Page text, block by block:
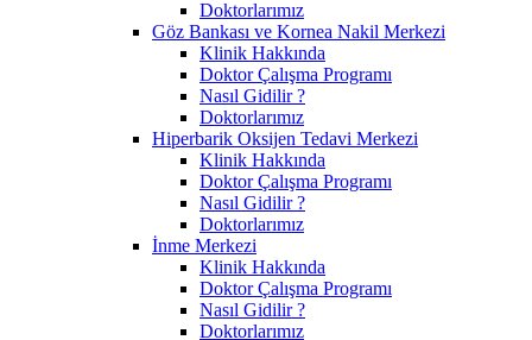
Doktorlarımız
Göz Bankası ve Kornea Nakil Merkezi
Klinik Hakkında
Doktor Çalışma Programı
Nasıl Gidilir ?
Doktorlarımız
Hiperbarik Oksijen Tedavi Merkezi
Klinik Hakkında
Doktor Çalışma Programı
Nasıl Gidilir ?
Doktorlarımız
İnme Merkezi
Klinik Hakkında
Doktor Çalışma Programı
Nasıl Gidilir ?
Doktorlarımız